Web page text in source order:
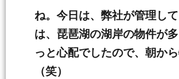
ね。今日は、弊社が管理し
は、琵琶湖の湖岸の物件が
っと心配でしたので、朝か
（笑）